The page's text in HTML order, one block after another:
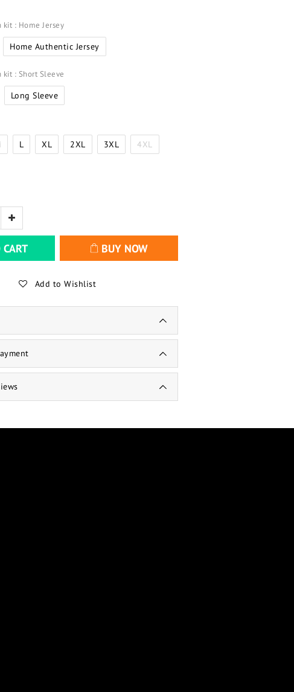
kit : Home Jersey
Home Authentic Jersey
kit : Short Sleeve
Long Sleeve
L XL 2XL 3XL 4XL
BUY NOW
Add to Wishlist